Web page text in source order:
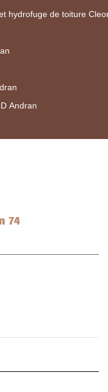
hydrofuge de toiture
Andran